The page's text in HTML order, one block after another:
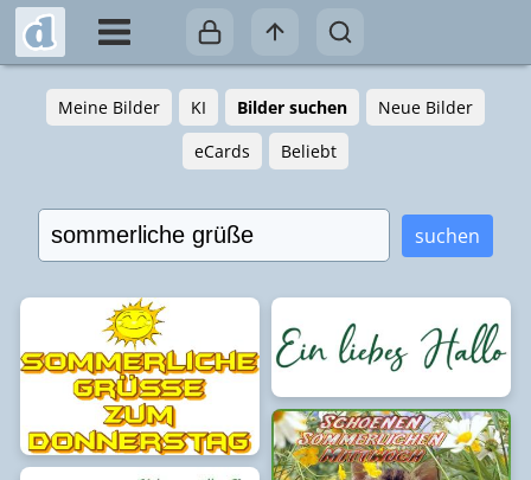
Meine Bilder KI Bilder suchen
Neue Bilder
eCards
Beliebt
suchen